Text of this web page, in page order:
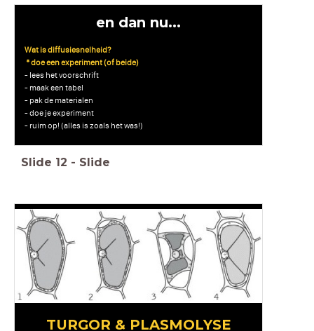
en dan nu...
Wat is diffusiesnelheid?
* doe een experiment (of beide)
- lees het voorschrift
- maak een tabel
- pak de materialen
- doe je experiment
- ruim op! (alles is zoals het was!)
Slide 12 - Slide
TURGOR & PLASMOLYSE